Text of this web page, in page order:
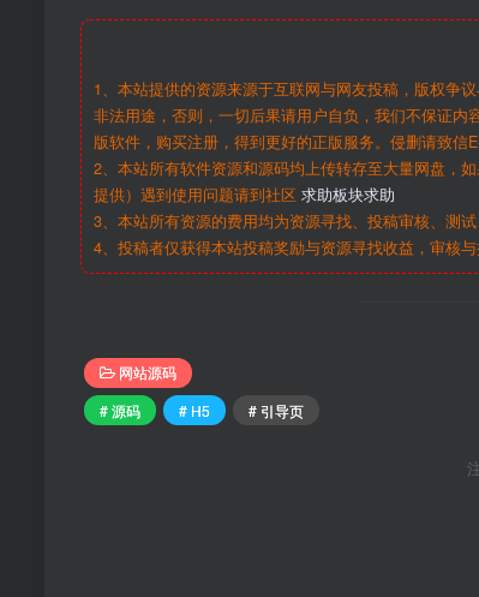
1、本站提供的资源来源于互联网与网友投稿，版权争
非法用途，否则，一切后果请用户自负，我们不保证
版软件，购买注册，得到更好的正版服务。侵删请致信
2、本站所有软件资源和源码均上传转存至大量网盘，
提供）遇到使用问题请到社区 求助板块求助
3、本站所有资源的费用均为资源寻找、投稿审核、测
4、投稿者仅获得本站投稿奖励与资源寻找收益，审核
网站源码
# 源码
# H5 # 引导页